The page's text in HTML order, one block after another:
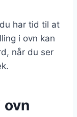
har tid til at
i ovn kan
når du ser